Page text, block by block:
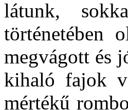
látunk,
történetében
megvágott és
kihaló fajok
mértékű